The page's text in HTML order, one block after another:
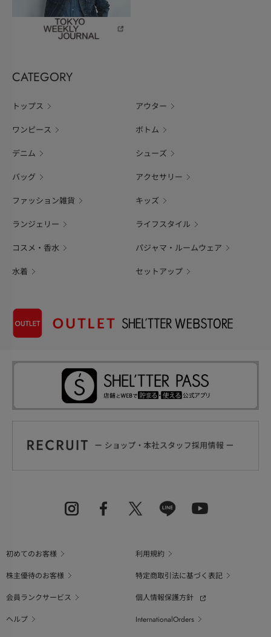
CATEGORY
トップス アウター
ワンピース ボトム
デニム シューズ
バッグ アクセサリー
ファッション雑貨 キッズ
ランジェリー ライフスタイル
コスメ・香水 パジャマ・ルームウェア
水着 セットアップ
初めてのお客様
利用規約
株主優待のお客様
特定商取引法に基づく表記
会員ランクサービス
個人情報保護方針
ヘルプ
InternationalOrders